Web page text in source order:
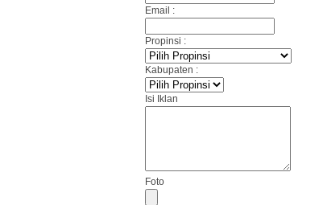
Email :
Propinsi :
Kabupaten :
Isi Iklan
Foto